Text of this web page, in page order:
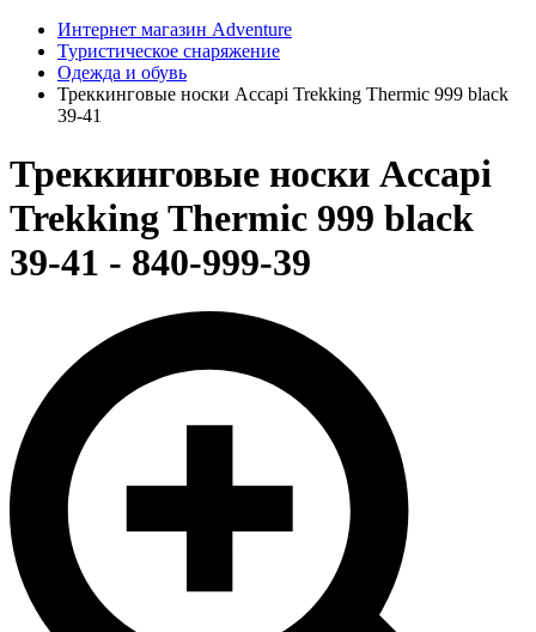
Интернет магазин Adventure
Туристическое снаряжение
Одежда и обувь
Треккинговые носки Accapi Trekking Thermic 999 black
39-41
Треккинговые носки Accapi
Trekking Thermic 999 black
39-41 - 840-999-39